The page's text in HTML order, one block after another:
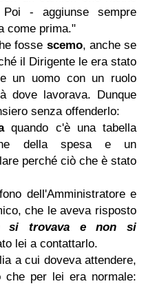
- aggiunse sempre
come prima."
fosse scemo, anche se
il Dirigente le era stato
un uomo con un ruolo
dove lavorava. Dunque
senza offenderlo:
quando c'è una tabella
della spesa e un
perché ciò che è stato
dell'Amministratore e
che le aveva risposto
si trovava e non si
lei a contattarlo.
a cui doveva attendere,
che per lei era normale: